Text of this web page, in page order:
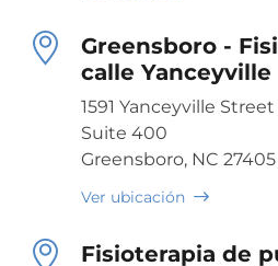
Greensboro -
calle Yanceyville
1591 Yanceyville Street
Suite 400
Greensboro, NC 27405
Ver ubicación
Fisioterapia de